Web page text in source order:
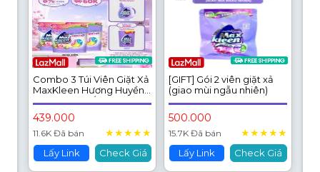
Combo 3 Túi Viên Giặt Xả
MaxKleen Hương Huyền
Diệu (34 viên/túi)
439.000
11.6K Đã bán ★★★★★
Lấy Link Check Giá
[GIFT] Gói 2 viên giặt xả
(giao mùi ngẫu nhiên)
500.000
15.7K Đã bán ★★★★★
Lấy Link Check Giá